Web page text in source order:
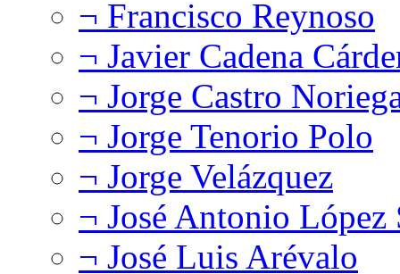
¬ Francisco Reynoso
¬ Javier Cadena
¬ Jorge Castro
¬ Jorge Tenorio Polo
¬ Jorge Velázquez
¬ José Antonio López
¬ José Luis Arévalo